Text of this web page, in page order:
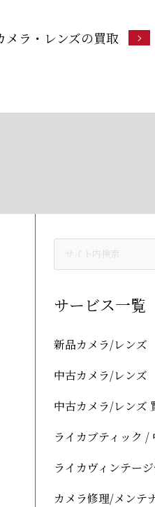
メラ・レンズの買取
サービス一覧
新品カメラ/レンズ
中古カメラ/レンズ
中古カメラ/レンズ
ライカブティック /
ライカヴィンテー
カメラ修理/メンテ